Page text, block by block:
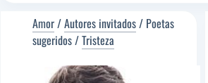
UNA
FLOR
[Poema
del
Amor/Autores invitados/ Poetas
sugeridos/Tristeza